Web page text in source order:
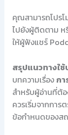
คุณสามารถโปร
ไปยังผู้ติดตาม ห
ให้ผู้ฟังแชร์
สรุปแนวทางใ
บทความเรื่อง ก
สำหรับผู้อ่านที่ต้อ
ควรเริ่มจากการ
ข้อกำหนดของส